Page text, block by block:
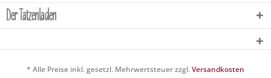
Der Tatzenladen
* Alle Preise inkl. gesetzl. Mehrwertsteuer zzgl.Versandkosten